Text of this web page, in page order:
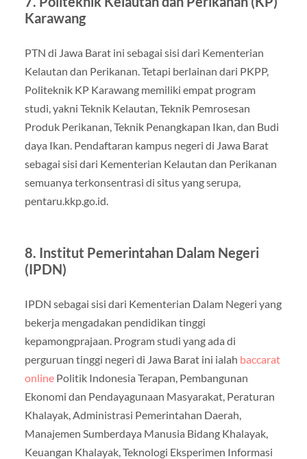
Karawang
PTN di Jawa Barat ini sebagai sisi dari Kementerian
Kelautan dan Perikanan. Tetapi berlainan dari PKPP,
Politeknik KP Karawang memiliki empat program
studi, yakni Teknik Kelautan, Teknik Pemrosesan
Produk Perikanan, Teknik Penangkapan Ikan, dan Budi
daya Ikan. Pendaftaran kampus negeri di Jawa Barat
sebagai sisi dari Kementerian Kelautan dan Perikanan
semuanya terkonsentrasi di situs yang serupa,
pentaru.kkp.go.id.
8. Institut Pemerintahan Dalam Negeri
(IPDN)
IPDN sebagai sisi dari Kementerian Dalam Negeri yang
bekerja mengadakan pendidikan tinggi
kepamongprajaan. Program studi yang ada di
perguruan tinggi negeri di Jawa Barat ini ialah baccarat
onlinePolitik Indonesia Terapan, Pembangunan
Ekonomi dan Pendayagunaan Masyarakat, Peraturan
Khalayak, Administrasi Pemerintahan Daerah,
Manajemen Sumberdaya Manusia Bidang Khalayak,
Keuangan Khalayak, Teknologi Eksperimen Informasi